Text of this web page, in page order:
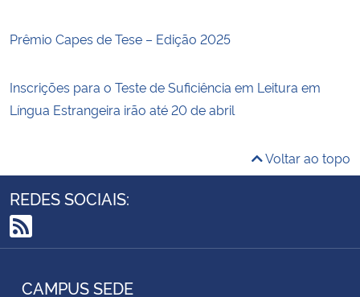
Prêmio Capes de Tese – Edição 2025
Inscrições para o Teste de Suficiência em Leitura em
Língua Estrangeira irão até 20 de abril
Voltar ao topo
REDES SOCIAIS:
RSS
CAMPUS SEDE